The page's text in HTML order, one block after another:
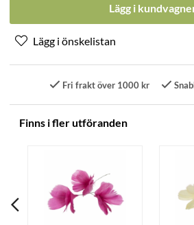
Lägg i
Fri frakt över 1000 kr
Finns i fler utföranden